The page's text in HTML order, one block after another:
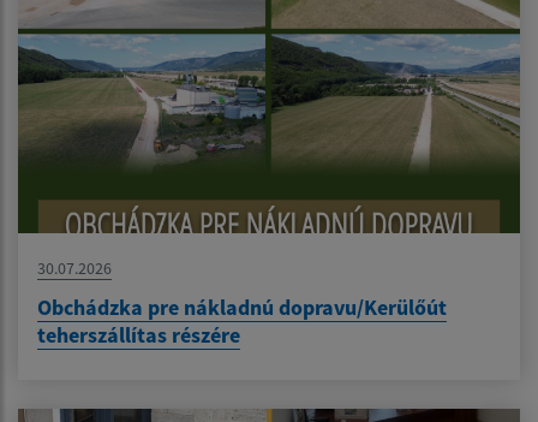
30.07.2026
Obchádzka pre nákladnú dopravu/Kerülőút
teherszállítas részére